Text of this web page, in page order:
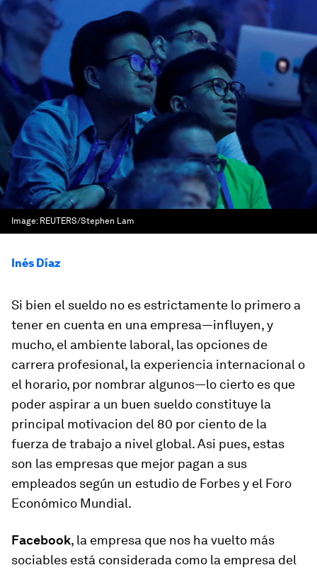
Image: REUTERS/Stephen Lam
Inés Díaz
Si bien el sueldo no es estrictamente lo primero a
tener en cuenta en una empresa—influyen, y
mucho, el ambiente laboral, las opciones de
carrera profesional, la experiencia internacional o
el horario, por nombrar algunos—lo cierto es que
poder aspirar a un buen sueldo constituye la
principal motivacion del 80 por ciento de la
fuerza de trabajo a nivel global. Asi pues, estas
son las empresas que mejor pagan a sus
empleados según un estudio de Forbes y el Foro
Económico Mundial.
Facebook, la empresa que nos ha vuelto más
sociables está considerada como la empresa del